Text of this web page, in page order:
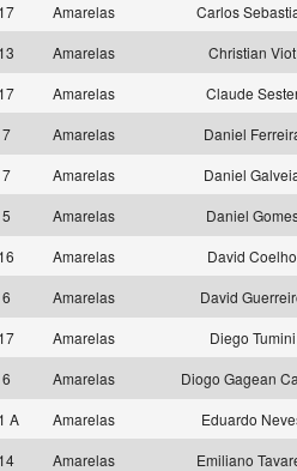
17 Amarelas
Carlos
13 Amarelas
Christian Viot
17 Amarelas
Claude
7 Amarelas
Daniel
7 Amarelas
Daniel
5 Amarelas
Daniel
16 Amarelas
David Coelho
6 Amarelas
David
17 Amarelas
Diego Tumini
6 Amarelas
Diogo Gagean
1 A Amarelas
Eduardo
14 Amarelas
Emiliano